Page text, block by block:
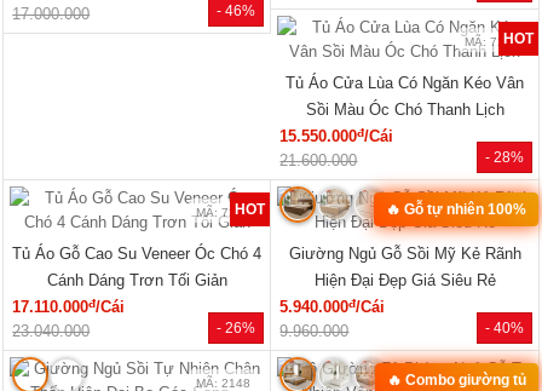
- 46%
17.000.000
- 28%
HOT
MÃ: 7288
Tủ Áo Cửa Lùa Có Ngăn Kéo Vân
Sồi Màu Óc Chó Thanh Lịch
15.550.000đ/Cái
21.600.000
- 26%
HOT
MÃ: 7285
Tủ Áo Gỗ Cao Su Veneer Óc Chó 4
Cánh Dáng Trơn Tối Giản
17.110.000đ/Cái
23.040.000
- 40%
🔥 Gỗ tự nhiên 100%
MÃ: 2079
Giường Ngủ Gỗ Sồi Mỹ Kẻ Rãnh
Hiện Đại Đẹp Giá Siêu Rẻ
5.940.000đ/Cái
9.960.000
MÃ: 2148 🔥 Combo giường tủ
MÃ: 2034